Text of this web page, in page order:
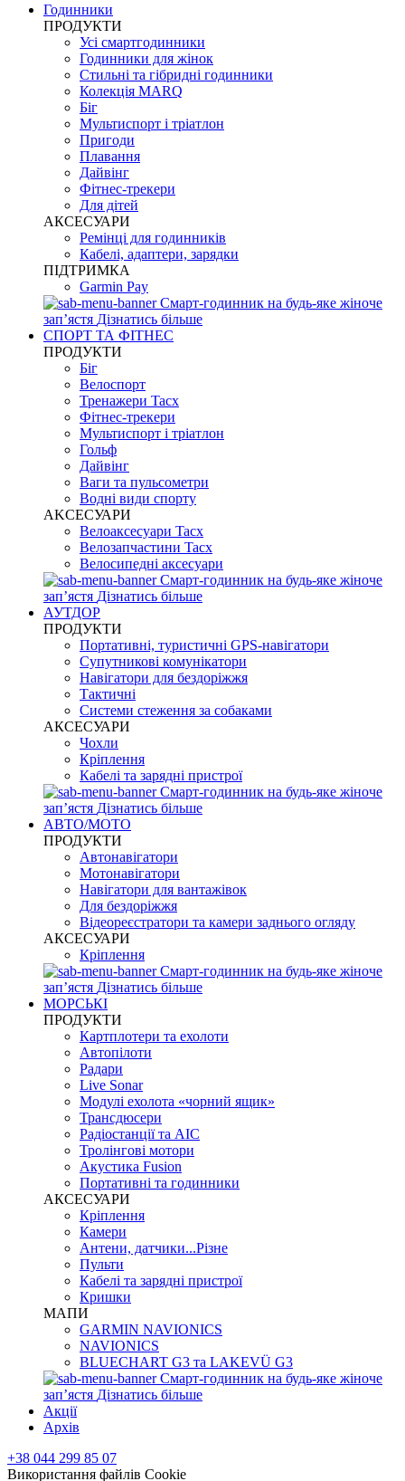
Годинники
ПРОДУКТИ
Усі смартгодинники
Годинники для жінок
Стильні та гібридні годинники
Колекція MARQ
Біг
Мультиспорт і тріатлон
Пригоди
Плавання
Дайвінг
Фітнес-трекери
Для дітей
АКСЕСУАРИ
Ремінці для годинників
Кабелі, адаптери, зарядки
ПІДТРИМКА
Garmin Pay
Смарт-годинник на будь-яке жіноче
запʼястя Дізнатись більше
СПОРТ ТА ФІТНЕС
ПРОДУКТИ
Біг
Велоспорт
Тренажери Tacx
Фітнес-трекери
Мультиспорт і тріатлон
Гольф
Дайвінг
Ваги та пульсометри
Водні види спорту
AKCЕСУАРИ
Велоаксесуари Tacx
Велозапчастини Tacx
Велосипедні аксесуари
Смарт-годинник на будь-яке жіноче
запʼястя Дізнатись більше
АУТДОР
ПРОДУКТИ
Портативні, туристичні GPS-навігатори
Супутникові комунікатори
Навігатори для бездоріжжя
Тактичні
Системи стеження за собаками
АКСЕСУАРИ
Чохли
Кріплення
Кабелі та зарядні пристрої
Смарт-годинник на будь-яке жіноче
запʼястя Дізнатись більше
АВТО/МОТО
ПРОДУКТИ
Автонавігатори
Мотонавігатори
Навігатори для вантажівок
Для бездоріжжя
Відеореєстратори та камери заднього огляду
АКСЕСУАРИ
Кріплення
Смарт-годинник на будь-яке жіноче
запʼястя Дізнатись більше
МОРСЬКІ
ПРОДУКТИ
Картплотери та ехолоти
Автопілоти
Радари
Live Sonar
Модулі ехолота «чорний ящик»
Трансдюсери
Радіостанції та АІС
Тролінгові мотори
Акустика Fusion
Портативні та годинники
АКСЕСУАРИ
Кріплення
Камери
Антени, датчики...Різне
Пульти
Кабелі та зарядні пристрої
Кришки
МАПИ
GARMIN NAVIONICS
NAVIONICS
BLUECHART G3 та LAKEVÜ G3
Смарт-годинник на будь-яке жіноче
запʼястя Дізнатись більше
Акції
Архів
+38 044 299 85 07
Використання файлів Cookie